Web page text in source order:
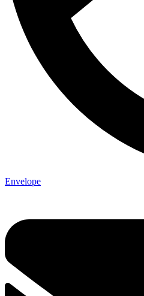
Envelope